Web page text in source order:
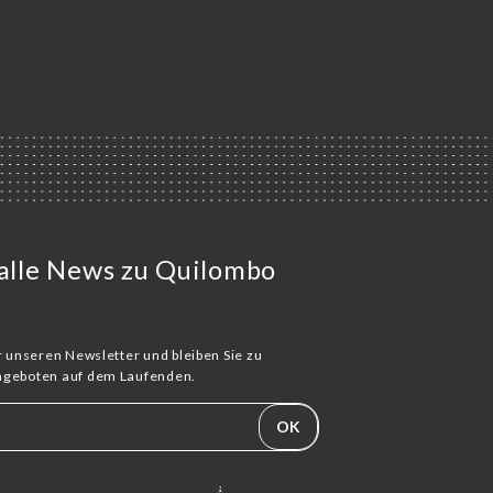
News zu Quilombo
Newsletter und bleiben Sie zu
auf dem Laufenden.
OK